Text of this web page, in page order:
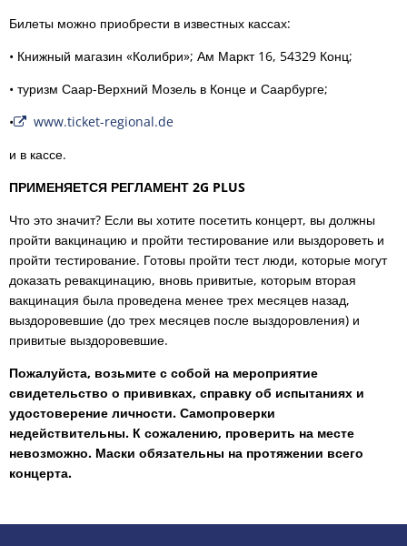
Билеты можно приобрести в известных кассах:
• Книжный магазин «Колибри»; Ам Маркт 16, 54329 Конц;
• туризм Саар-Верхний Мозель в Конце и Саарбурге;
•
www.ticket-regional.de
и в кассе.
ПРИМЕНЯЕТСЯ РЕГЛАМЕНТ 2G PLUS
Что это значит? Если вы хотите посетить концерт, вы должны
пройти вакцинацию и пройти тестирование или выздороветь и
пройти тестирование. Готовы пройти тест люди, которые могут
доказать ревакцинацию, вновь привитые, которым вторая
вакцинация была проведена менее трех месяцев назад,
выздоровевшие (до трех месяцев после выздоровления) и
привитые выздоровевшие.
Пожалуйста, возьмите с собой на мероприятие
свидетельство о прививках, справку об испытаниях и
удостоверение личности. Самопроверки
недействительны. К сожалению, проверить на месте
невозможно. Маски обязательны на протяжении всего
концерта.